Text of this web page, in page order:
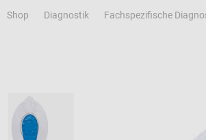
Shop Diagnostik Fachspezifische